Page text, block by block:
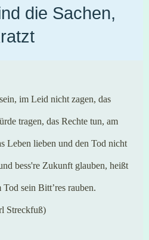
die Sachen,
im Leid nicht zagen, das
tragen, das Rechte tun, am
Leben lieben und den Tod nicht
bess're Zukunft glauben, heißt
sein Bitt’res rauben.
Streckfuß)